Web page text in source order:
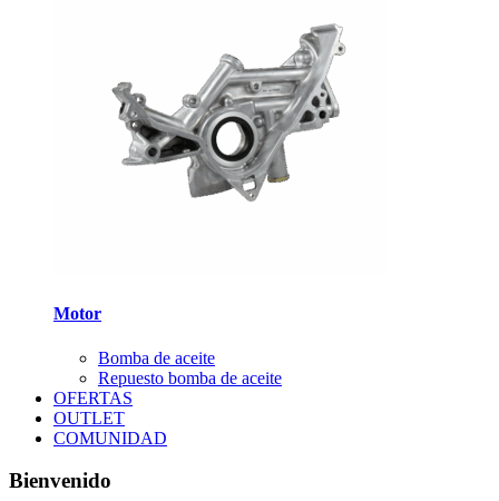
Motor
Bomba de aceite
Repuesto bomba de aceite
OFERTAS
OUTLET
COMUNIDAD
Bienvenido